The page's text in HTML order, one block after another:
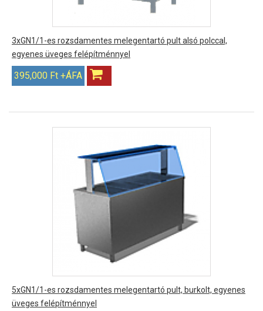
3xGN1/1-es rozsdamentes melegentartó pult alsó polccal,
egyenes üveges felépítménnyel
395,000 Ft +ÁFA
5xGN1/1-es rozsdamentes melegentartó pult, burkolt, egyenes
üveges felépítménnyel